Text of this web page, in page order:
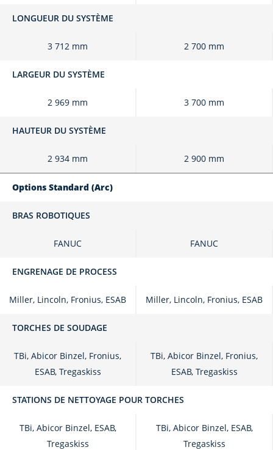
LONGUEUR DU SYSTÈME
3 712 mm 2 700 mm
LARGEUR DU SYSTÈME
2 969 mm 3 700 mm
HAUTEUR DU SYSTÈME
2 934 mm 2 900 mm
Options Standard (Arc)
BRAS ROBOTIQUES
FANUC FANUC
ENGRENAGE DE PROCESS
Miller, Lincoln, Fronius, ESAB Miller, Lincoln, Fronius, ESAB
TORCHES DE SOUDAGE
TBi, Abicor Binzel, Fronius,
ESAB, Tregaskiss
TBi, Abicor Binzel, Fronius,
ESAB, Tregaskiss
STATIONS DE NETTOYAGE POUR TORCHES
TBi, Abicor Binzel, ESAB,
Tregaskiss
TBi, Abicor Binzel, ESAB,
Tregaskiss